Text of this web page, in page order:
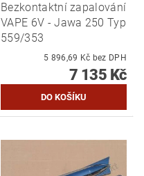
Bezkontaktní zapalování
VAPE 6V - Jawa 250 Typ
559/353
5 896,69 Kč bez DPH
7 135 Kč